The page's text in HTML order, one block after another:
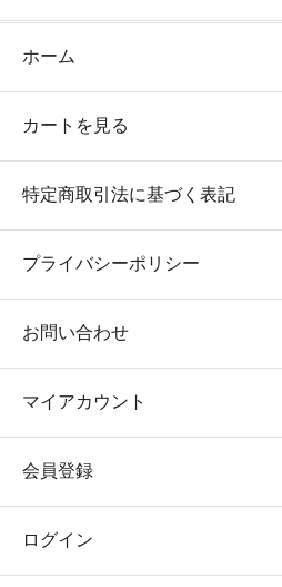
ホーム
カートを見る
特定商取引法に基づく表記
プライバシーポリシー
お問い合わせ
マイアカウント
会員登録
ログイン